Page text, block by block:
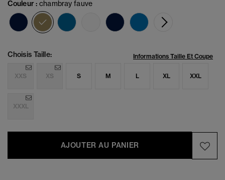
Couleur :chambray fauve
sélectionné
Choisis Taille: Informations Taille Et Coupe
XXS XS S M L XL XXL
XXXL
AJOUTER AU PANIER